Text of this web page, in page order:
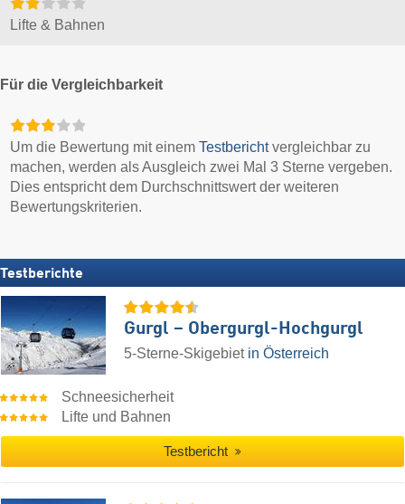
Lifte & Bahnen
Für die Vergleichbarkeit
Um die Bewertung mit einemTestberichtvergleichbar zu
machen, werden als Ausgleich zwei Mal 3 Sterne vergeben.
Dies entspricht dem Durchschnittswert der weiteren
Bewertungskriterien.
Testberichte
Gurgl – Obergurgl-Hochgurgl
5-Sterne-Skigebiet in Österreich
Schneesicherheit
Lifte und Bahnen
Testbericht